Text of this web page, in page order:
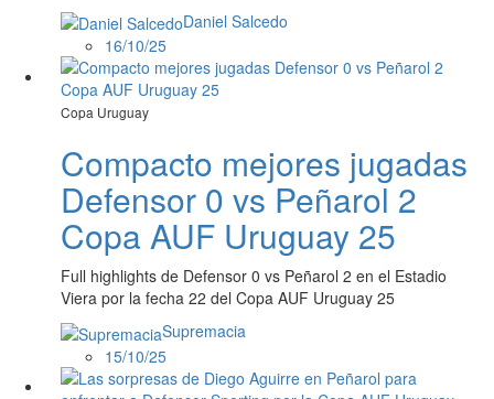
Daniel Salcedo
16/10/25
Copa Uruguay
Compacto mejores jugadas
Defensor 0 vs Peñarol 2
Copa AUF Uruguay 25
Full highlights de Defensor 0 vs Peñarol 2 en el Estadio
Viera por la fecha 22 del Copa AUF Uruguay 25
Supremacia
15/10/25